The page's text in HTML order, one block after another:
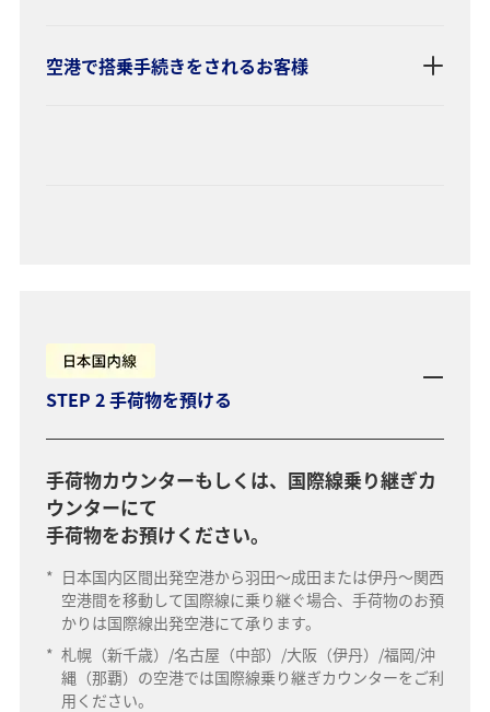
空港で搭乗手続きをされるお客様
STEP 2 手荷物を預ける
手荷物カウンターもしくは、国際線乗り継ぎカ
ウンターにて
手荷物をお預けください。
* 日本国内区間出発空港から羽田～成田または伊丹～関西
空港間を移動して国際線に乗り継ぐ場合、手荷物のお預
かりは国際線出発空港にて承ります。
* 札幌（新千歳）/名古屋（中部）/大阪（伊丹）/福岡/沖
縄（那覇）の空港では国際線乗り継ぎカウンターをご利
用ください。